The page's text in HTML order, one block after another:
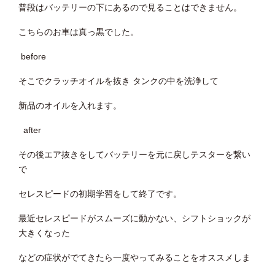
普段はバッテリーの下にあるので見ることはできません。
こちらのお車は真っ黒でした。
before
そこでクラッチオイルを抜き タンクの中を洗浄して
新品のオイルを入れます。
after
その後エア抜きをしてバッテリーを元に戻しテスターを繋い
で
セレスピードの初期学習をして終了です。
最近セレスピードがスムーズに動かない、シフトショックが
大きくなった
などの症状がでてきたら一度やってみることをオススメしま